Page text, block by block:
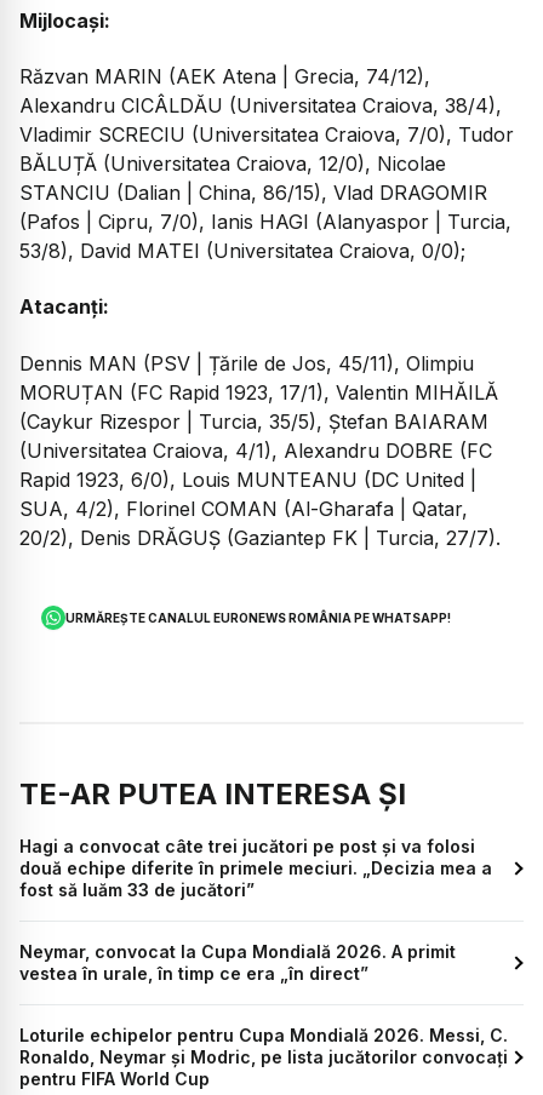
Mijlocași:
Răzvan MARIN (AEK Atena | Grecia, 74/12),
Alexandru CICÂLDĂU (Universitatea Craiova, 38/4),
Vladimir SCRECIU (Universitatea Craiova, 7/0), Tudor
BĂLUȚĂ (Universitatea Craiova, 12/0), Nicolae
STANCIU (Dalian | China, 86/15), Vlad DRAGOMIR
(Pafos | Cipru, 7/0), Ianis HAGI (Alanyaspor | Turcia,
53/8), David MATEI (Universitatea Craiova, 0/0);
Atacanți:
Dennis MAN (PSV | Țările de Jos, 45/11), Olimpiu
MORUȚAN (FC Rapid 1923, 17/1), Valentin MIHĂILĂ
(Caykur Rizespor | Turcia, 35/5), Ștefan BAIARAM
(Universitatea Craiova, 4/1), Alexandru DOBRE (FC
Rapid 1923, 6/0), Louis MUNTEANU (DC United |
SUA, 4/2), Florinel COMAN (Al-Gharafa | Qatar,
20/2), Denis DRĂGUȘ (Gaziantep FK | Turcia, 27/7).
URMĂREȘTE CANALUL EURONEWS ROMÂNIA PE WHATSAPP!
TE-AR PUTEA INTERESA ȘI
Hagi a convocat câte trei jucători pe post și va folosi
două echipe diferite în primele meciuri. „Decizia mea a
fost să luăm 33 de jucători”
Neymar, convocat la Cupa Mondială 2026. A primit
vestea în urale, în timp ce era „în direct”
Loturile echipelor pentru Cupa Mondială 2026. Messi, C.
Ronaldo, Neymar și Modric, pe lista jucătorilor convocați
pentru FIFA World Cup